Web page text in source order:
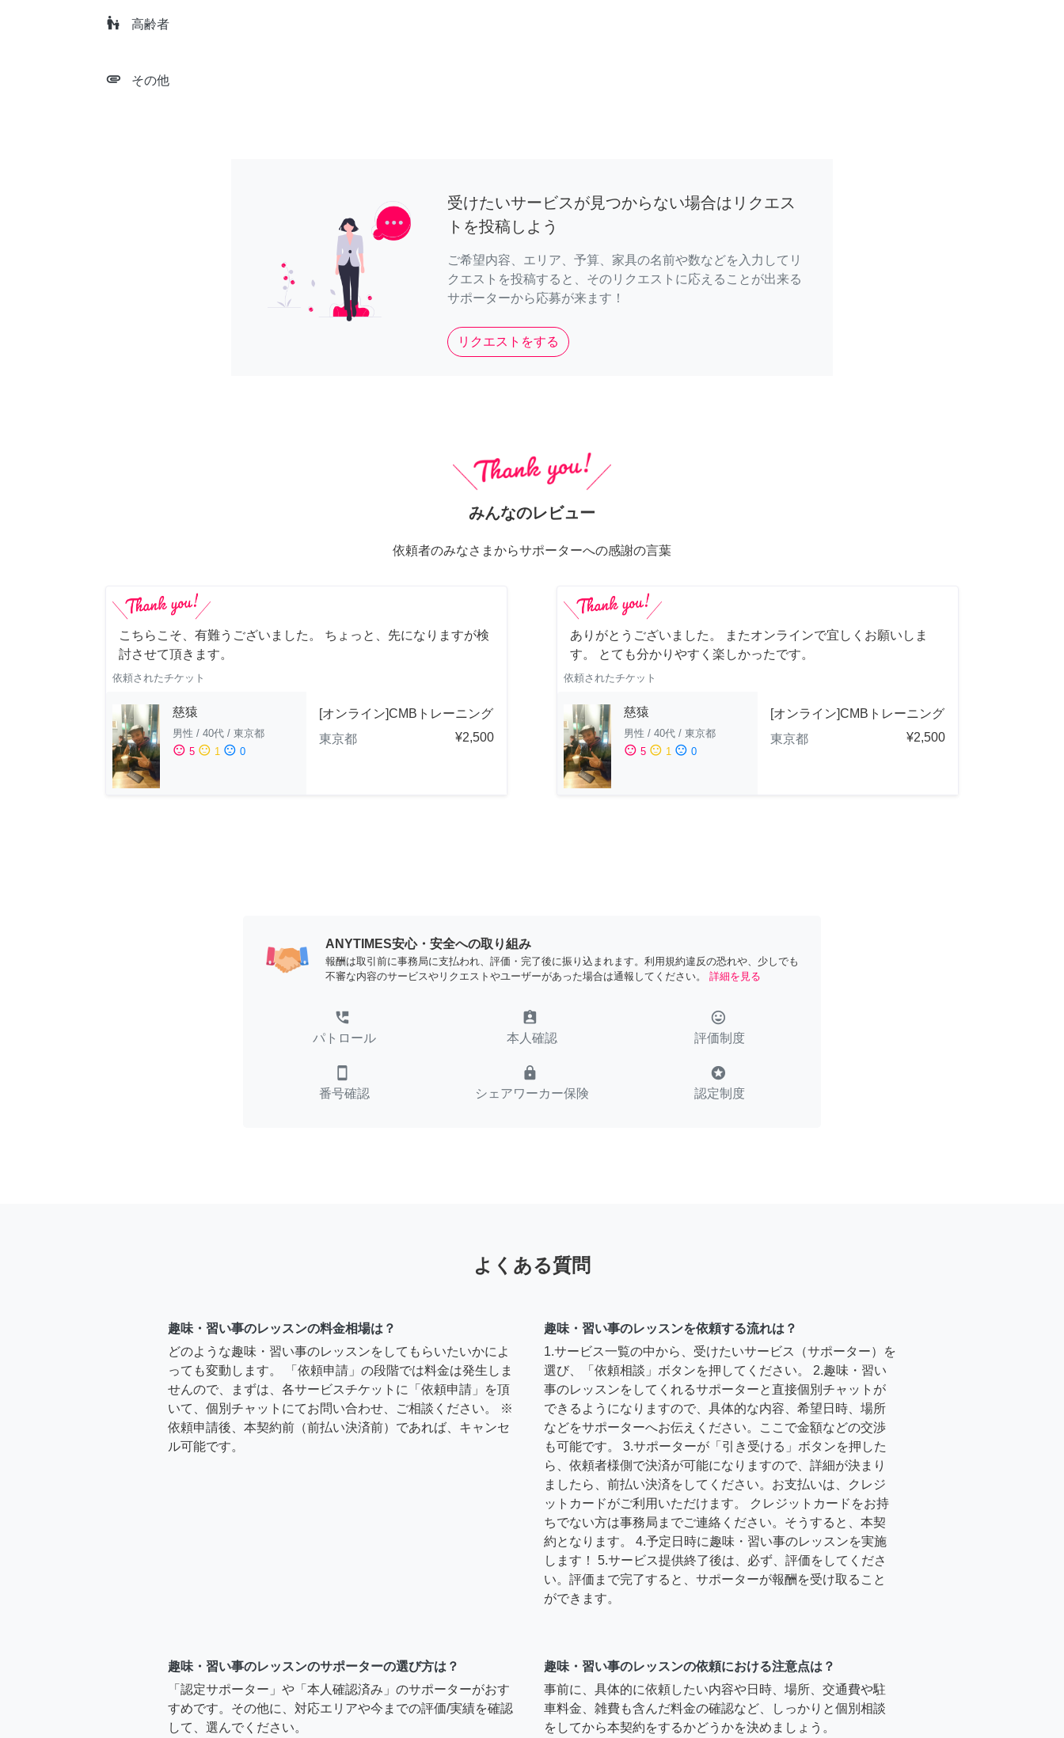
escalator_warning 高齢者
attachment その他
受けたいサービスが見つからない場合はリクエス
トを投稿しよう
ご希望内容、エリア、予算、家具の名前や数などを入力してリ
クエストを投稿すると、そのリクエストに応えることが出来る
サポーターから応募が来ます！
リクエストをする
みんなのレビュー
依頼者のみなさまからサポーターへの感謝の言葉
こちらこそ、有難うございました。 ちょっと、先になりますが検
討させて頂きます。
依頼されたチケット
慈猿
男性 / 40代 / 東京都
sentiment_satisfied 5 sentiment_neutral 1 sentiment_dissatisfied 0
[オンライン]CMBトレーニング
東京都
¥2,500
ありがとうございました。 またオンラインで宜しくお願いしま
す。 とても分かりやすく楽しかったです。
依頼されたチケット
慈猿
男性 / 40代 / 東京都
sentiment_satisfied 5 sentiment_neutral 1 sentiment_dissatisfied 0
[オンライン]CMBトレーニング
東京都
¥2,500
ANYTIMES安心・安全への取り組み
報酬は取引前に事務局に支払われ、評価・完了後に振り込まれます。利用規約違反の恐れや、少しでも
不審な内容のサービスやリクエストやユーザーがあった場合は通報してください。
詳細を見る
perm_phone_msg
パトロール
assignment_ind
本人確認
tag_faces
評価制度
smartphone
番号確認
lock
シェアワーカー保険
stars
認定制度
よくある質問
趣味・習い事のレッスンの料金相場は？
どのような趣味・習い事のレッスンをしてもらいたいかによ
っても変動します。 「依頼申請」の段階では料金は発生しま
せんので、まずは、各サービスチケットに「依頼申請」を頂
いて、個別チャットにてお問い合わせ、ご相談ください。 ※
依頼申請後、本契約前（前払い決済前）であれば、キャンセ
ル可能です。
趣味・習い事のレッスンを依頼する流れは？
1.サービス一覧の中から、受けたいサービス（サポーター）を
選び、「依頼相談」ボタンを押してください。 2.趣味・習い
事のレッスンをしてくれるサポーターと直接個別チャットが
できるようになりますので、具体的な内容、希望日時、場所
などをサポーターへお伝えください。ここで金額などの交渉
も可能です。 3.サポーターが「引き受ける」ボタンを押した
ら、依頼者様側で決済が可能になりますので、詳細が決まり
ましたら、前払い決済をしてください。お支払いは、クレジ
ットカードがご利用いただけます。 クレジットカードをお持
ちでない方は事務局までご連絡ください。そうすると、本契
約となります。 4.予定日時に趣味・習い事のレッスンを実施
します！ 5.サービス提供終了後は、必ず、評価をしてくださ
い。評価まで完了すると、サポーターが報酬を受け取ること
ができます。
趣味・習い事のレッスンのサポーターの選び方は？
「認定サポーター」や「本人確認済み」のサポーターがおす
すめです。その他に、対応エリアや今までの評価/実績を確認
して、選んでください。
趣味・習い事のレッスンの依頼における注意点は？
事前に、具体的に依頼したい内容や日時、場所、交通費や駐
車料金、雑費も含んだ料金の確認など、しっかりと個別相談
をしてから本契約をするかどうかを決めましょう。